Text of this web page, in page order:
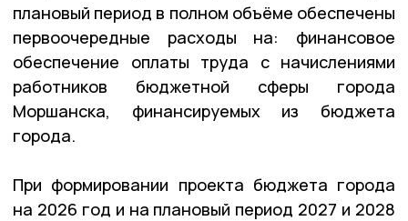
плановый период в полном объёме обеспечены
первоочередные расходы на: финансовое
обеспечение оплаты труда с начислениями
работников бюджетной сферы города
Моршанска, финансируемых из бюджета
города.
При формировании проекта бюджета города
на 2026 год и на плановый период 2027 и 2028